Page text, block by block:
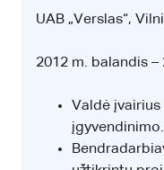
UAB „Verslas“,
2012 m. balandis
Valdė
įgyvendinimo.